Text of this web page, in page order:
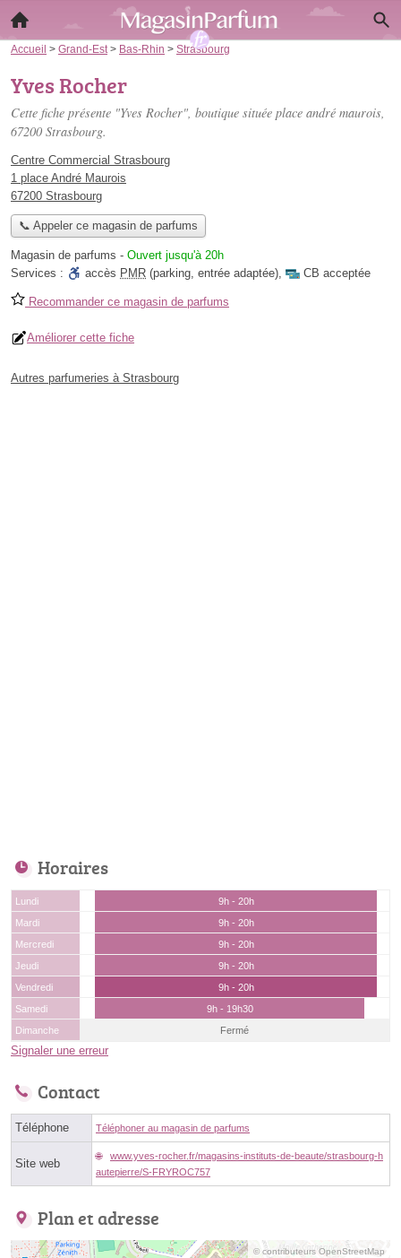
Accueil > Grand-Est > Bas-Rhin > Strasbourg
Yves Rocher
Cette fiche présente "Yves Rocher", boutique située place andré maurois,
67200 Strasbourg.
Centre Commercial Strasbourg
1 place André Maurois
67200 Strasbourg
📞 Appeler ce magasin de parfums
Magasin de parfums - Ouvert jusqu'à 20h
Services :
accès PMR (parking, entrée adaptée), CB acceptée
Recommander ce magasin de parfums
Améliorer cette fiche
Autres parfumeries à Strasbourg
Horaires
Lundi
9h - 20h
Mardi
9h - 20h
Mercredi
9h - 20h
Jeudi
9h - 20h
Vendredi
9h - 20h
Samedi
9h - 19h30
Dimanche
Fermé
Signaler une erreur
Contact
Téléphone Téléphoner au magasin de parfums
Site web
www.yves-rocher.fr/magasins-instituts-de-beaute/strasbourg-h
autepierre/S-FRYROC757
Plan et adresse
© contributeurs OpenStreetMap